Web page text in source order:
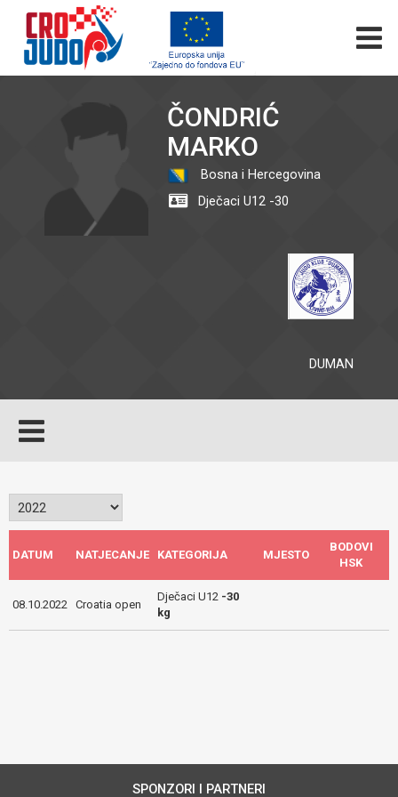
ČONDRIĆ
MARKO
Bosna i Hercegovina
Dječaci U12 -30
DUMAN
DATUM NATJECANJE KATEGORIJA MJESTO
BODOVI
HSK
08.10.2022 Croatia open
Dječaci U12 -30
kg
SPONZORI I PARTNERI